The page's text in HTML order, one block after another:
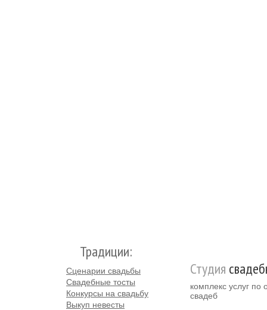
Традиции:
Сценарии свадьбы
Свадебные тосты
Конкурсы на свадьбу
Выкуп невесты
Студия
комплекс услуг
свадеб